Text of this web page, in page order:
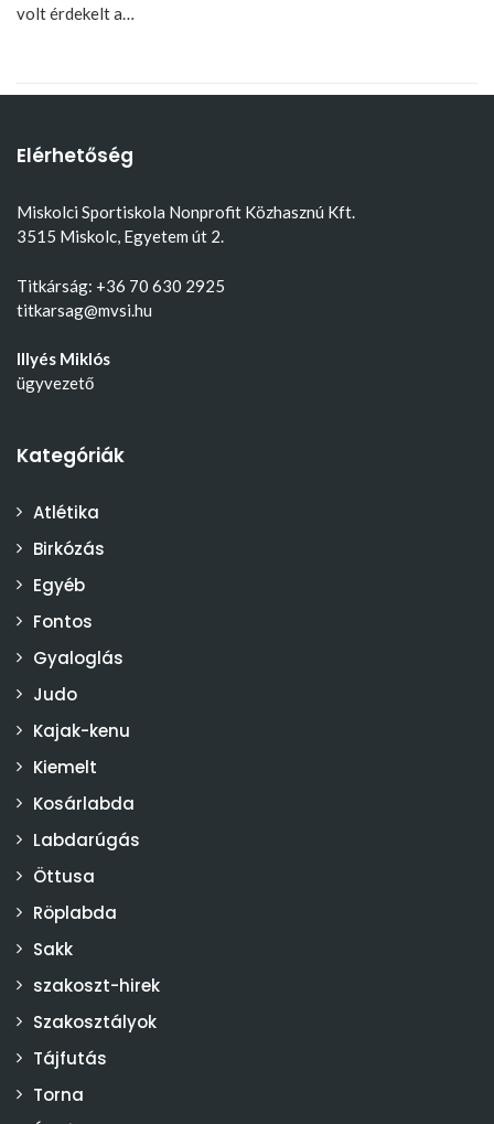
volt érdekelt a…
Elérhetőség
Miskolci Sportiskola Nonprofit Közhasznú Kft.
3515 Miskolc, Egyetem út 2.
Titkárság: +36 70 630 2925
titkarsag@mvsi.hu
Illyés Miklós
ügyvezető
Kategóriák
Atlétika
Birkózás
Egyéb
Fontos
Gyaloglás
Judo
Kajak-kenu
Kiemelt
Kosárlabda
Labdarúgás
Öttusa
Röplabda
Sakk
szakoszt-hirek
Szakosztályok
Tájfutás
Torna